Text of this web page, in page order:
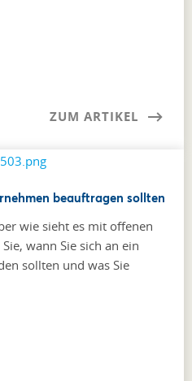
ZUM ARTIKEL
beauftragen sollten
wie sieht es mit offenen
wann Sie sich an ein
sollten und was Sie